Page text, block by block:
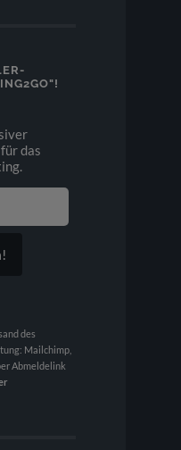
das
des
Mailchimp,
Abmeldelink